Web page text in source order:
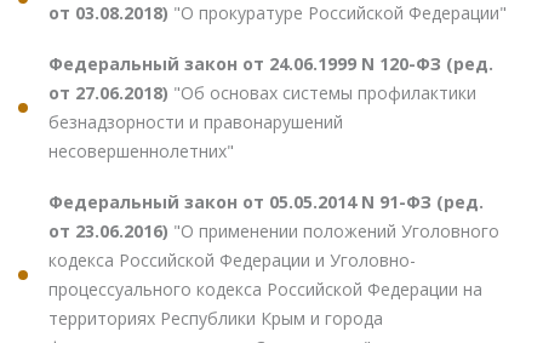
от 03.08.2018) "О прокуратуре Российской Федерации"
Федеральный закон от 24.06.1999 N 120-ФЗ (ред.
от 27.06.2018) "Об основах системы профилактики
безнадзорности и правонарушений
несовершеннолетних"
Федеральный закон от 05.05.2014 N 91-ФЗ (ред.
от 23.06.2016) "О применении положений Уголовного
кодекса Российской Федерации и Уголовно-
процессуального кодекса Российской Федерации на
территориях Республики Крым и города